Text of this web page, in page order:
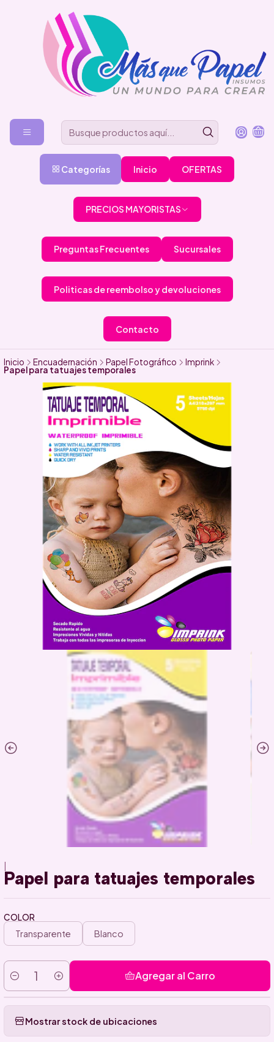
Categorías Inicio OFERTAS
PRECIOS MAYORISTAS
Preguntas Frecuentes Sucursales
Politicas de reembolso y devoluciones
Contacto
Inicio Encuadernación Papel Fotográfico Imprink
Papel para tatuajes temporales
Papel para tatuajes temporales
COLOR
Transparente Blanco
Cantidad
Agregar al Carro
Mostrar stock de ubicaciones